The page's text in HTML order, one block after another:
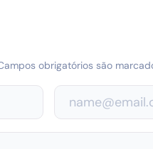
obrigatórios são